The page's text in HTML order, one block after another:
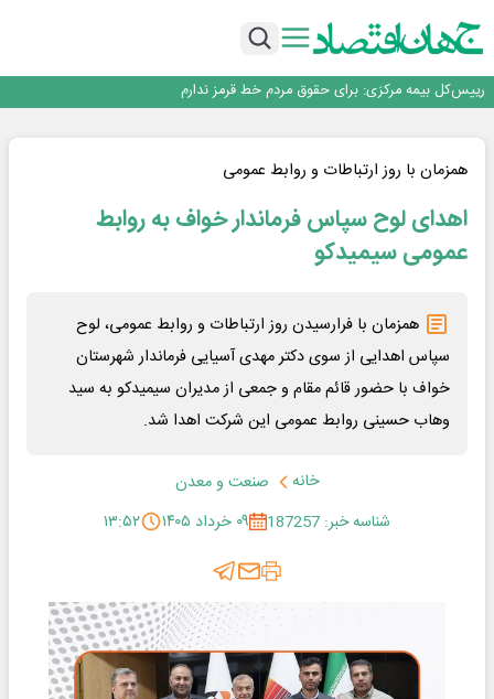
ثبت بالاترین رکورد تاریخی در بازار سهام؛ ارزش معاملات خرد به ۶۶ همت رسید
رییس‌کل بیمه مرکزی: برای حقوق مردم خط قرمز ندارم
چشم‌انداز صادرات گوشت مرغ؛ از ناپایداری سیاست‌ها تا اعتماد به خصوصی‌ها
ثبت بالاترین رکورد تاریخی در بازار سهام؛ ارزش معاملات خرد به ۶۶ همت رسید
همزمان با روز ارتباطات و روابط عمومی
اهدای لوح سپاس فرماندار خواف به روابط
عمومی سیمیدکو
همزمان با فرارسیدن روز ارتباطات و روابط عمومی، لوح
سپاس اهدایی از سوی دکتر مهدی آسیایی فرماندار شهرستان
خواف با حضور قائم‌ مقام و جمعی از مدیران سیمیدکو به سید
وهاب حسینی روابط عمومی این شرکت اهدا شد.
خانه
صنعت و معدن
شناسه خبر: 187257
۰۹ خرداد ۱۴۰۵ ۱۳:۵۲